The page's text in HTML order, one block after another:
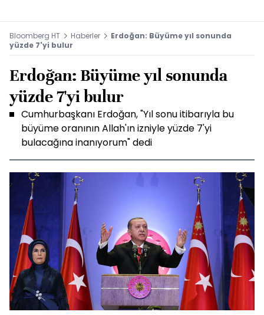
Bloomberg HT Haberler
Erdoğan: Büyüme yıl sonunda
yüzde 7'yi bulur
Erdoğan: Büyüme yıl sonunda
yüzde 7'yi bulur
Cumhurbaşkanı Erdoğan, "Yıl sonu itibarıyla bu
büyüme oranının Allah'ın izniyle yüzde 7'yi
bulacağına inanıyorum" dedi